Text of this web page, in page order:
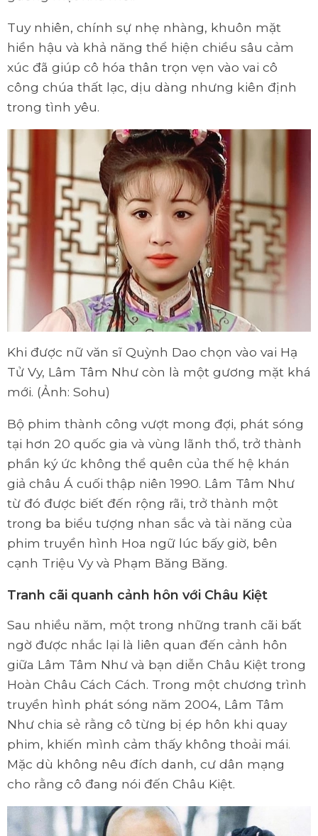
Tuy nhiên, chính sự nhẹ nhàng, khuôn mặt
hiền hậu và khả năng thể hiện chiều sâu cảm
xúc đã giúp cô hóa thân trọn vẹn vào vai cô
công chúa thất lạc, dịu dàng nhưng kiên định
trong tình yêu.
Khi được nữ văn sĩ Quỳnh Dao chọn vào vai Hạ
Tử Vy, Lâm Tâm Như còn là một gương mặt khá
mới. (Ảnh: Sohu)
Bộ phim thành công vượt mong đợi, phát sóng
tại hơn 20 quốc gia và vùng lãnh thổ, trở thành
phần ký ức không thể quên của thế hệ khán
giả châu Á cuối thập niên 1990. Lâm Tâm Như
từ đó được biết đến rộng rãi, trở thành một
trong ba biểu tượng nhan sắc và tài năng của
phim truyền hình Hoa ngữ lúc bấy giờ, bên
cạnh Triệu Vy và Phạm Băng Băng.
Tranh cãi quanh cảnh hôn với Châu Kiệt
Sau nhiều năm, một trong những tranh cãi bất
ngờ được nhắc lại là liên quan đến cảnh hôn
giữa Lâm Tâm Như và bạn diễn Châu Kiệt trong
Hoàn Châu Cách Cách. Trong một chương trình
truyền hình phát sóng năm 2004, Lâm Tâm
Như chia sẻ rằng cô từng bị ép hôn khi quay
phim, khiến mình cảm thấy không thoải mái.
Mặc dù không nêu đích danh, cư dân mạng
cho rằng cô đang nói đến Châu Kiệt.